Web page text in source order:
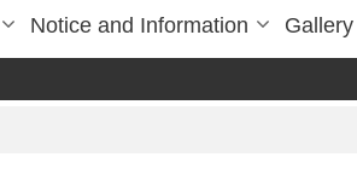
Notice and Information Gallery